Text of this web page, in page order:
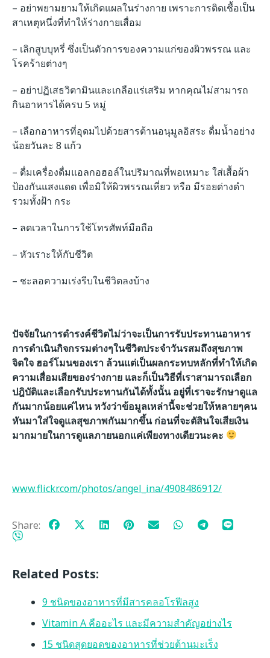
– อย่าพยามยามให้เกิดแผลในร่างกาย เพราะการติดเชื้อเป็น
สาเหตุหนึ่งที่ทำให้ร่างกายเสื่อม
– เลิกสูบบุหรี่ ซึ่งเป็นตัวการของความแก่ของผิวพรรณ และ
โรคร้ายต่างๆ
– อย่าปฏิเสธวิตามินและเกลือแร่เสริม หากคุณไม่สามารถ
กินอาหารได้ครบ 5 หมู่
– เลือกอาหารที่อุดมไปด้วยสารต้านอนุมูลอิสระ ดื่มน้ำอย่าง
น้อยวันละ 8 แก้ว
– ดื่มเครื่องดื่มแอลกอฮอล์ในปริมาณที่พอเหมาะ ใส่เสื้อผ้า
ป้องกันแสงแดด เพื่อมิให้ผิวพรรณเหี่ยว หรือ มีรอยด่างดำ
รวมทั้งฝ้า กระ
– ลดเวลาในการใช้โทรศัพท์มือถือ
– หัวเราะให้กับชีวิต
– ชะลอความเร่งรีบในชีวิตลงบ้าง
ปัจจัยในการดำรงค์ชีวิตไม่ว่าจะเป็นการรับประทานอาหาร
การดำเนินกิจกรรมต่างๆในชีวิตประจำวันรสมถึงสุขภาพ
จิตใจ ฮอร์โมนของเรา ล้วนแต่เป็นผลกระทบหลักที่ทำให้เกิด
ความเสื่อมเสียของร่างกาย และก็เป็นวิธีที่เราสามารถเลือก
ปฎิบัติและเลือกรับประทานกันได้ทั้งนั้น อยู่ที่เราจะรักษาดูแล
กันมากน้อยแค่ไหน หวังว่าข้อมูลเหล่านี้จะช่วยให้หลายๆคน
หันมาใส่ใจดูแลสุขภาพกันมากขึ้น ก่อนที่จะตัสินใจเสียเงิน
มากมายในการดูแลภายนอกแค่เพียงทางเดียวนะคะ
www.flickr.com/photos/angel_ina/4908486912/
Share:
Related Posts:
9 ชนิดของอาหารที่มีสารคลอโรฟีลสูง
Vitamin A คืออะไร และมีความสำคัญอย่างไร
15 ชนิดสุดยอดของอาหารที่ช่วยต้านมะเร็ง